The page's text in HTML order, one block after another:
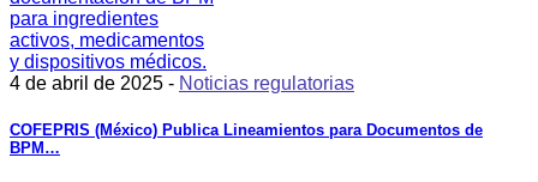
4 de abril de 2025 - Noticias regulatorias
COFEPRIS (México) Publica Lineamientos para Documentos de
BPM…